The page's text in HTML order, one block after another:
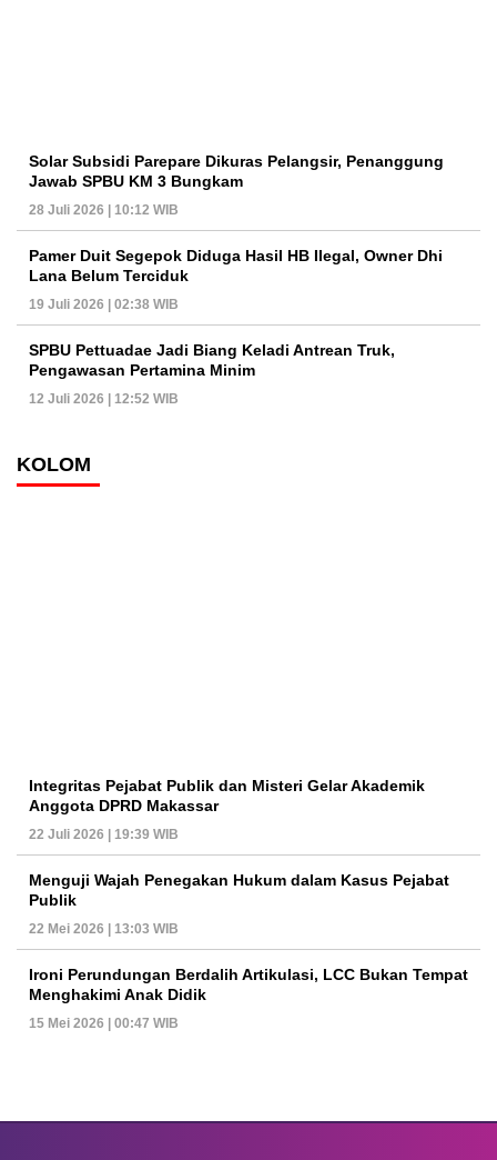
Solar Subsidi Parepare Dikuras Pelangsir, Penanggung
Jawab SPBU KM 3 Bungkam
28 Juli 2026 | 10:12 WIB
Pamer Duit Segepok Diduga Hasil HB Ilegal, Owner Dhi
Lana Belum Terciduk
19 Juli 2026 | 02:38 WIB
SPBU Pettuadae Jadi Biang Keladi Antrean Truk,
Pengawasan Pertamina Minim
12 Juli 2026 | 12:52 WIB
KOLOM
Integritas Pejabat Publik dan Misteri Gelar Akademik
Anggota DPRD Makassar
22 Juli 2026 | 19:39 WIB
Menguji Wajah Penegakan Hukum dalam Kasus Pejabat
Publik
22 Mei 2026 | 13:03 WIB
Ironi Perundungan Berdalih Artikulasi, LCC Bukan Tempat
Menghakimi Anak Didik
15 Mei 2026 | 00:47 WIB